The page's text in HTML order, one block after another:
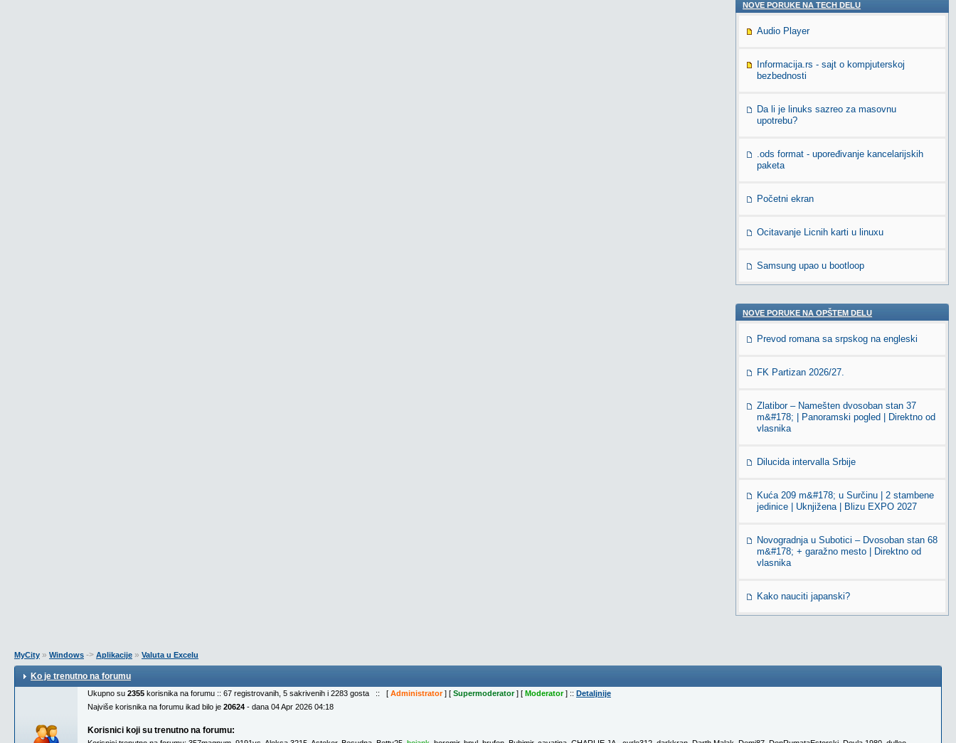
NOVE PORUKE NA TECH DELU
Audio Player
Informacija.rs - sajt o kompjuterskoj
bezbednosti
Da li je linuks sazreo za masovnu
upotrebu?
.ods format - upoređivanje kancelarijskih
paketa
Početni ekran
Ocitavanje Licnih karti u linuxu
Samsung upao u bootloop
NOVE PORUKE NA OPŠTEM DELU
Prevod romana sa srpskog na engleski
FK Partizan 2026/27.
Zlatibor – Namešten dvosoban stan 37
m&#178; | Panoramski pogled | Direktno od
vlasnika
Dilucida intervalla Srbije
Kuća 209 m&#178; u Surčinu | 2 stambene
jedinice | Uknjižena | Blizu EXPO 2027
Novogradnja u Subotici – Dvosoban stan 68
m&#178; + garažno mesto | Direktno od
vlasnika
Kako nauciti japanski?
MyCity » Windows -> Aplikacije » Valuta u Excelu
Ko je trenutno na forumu
Ukupno su 2355 korisnika na forumu :: 67 registrovanih, 5 sakrivenih i 2283 gosta :: [ Administrator] [ Supermoderator] [ Moderator] :: Detaljnije
Najviše korisnika na forumu ikad bilo je 20624 - dana 04 Apr 2026 04:18
Korisnici koji su trenutno na forumu: